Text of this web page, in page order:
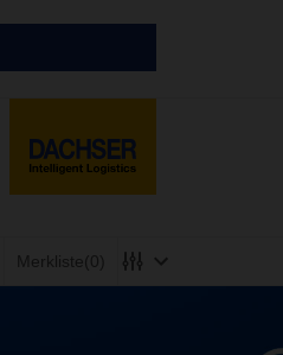
Merkliste(0)